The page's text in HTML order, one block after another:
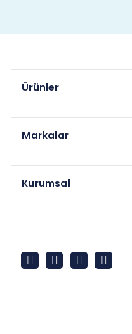
Ürünler
Markalar
Kurumsal